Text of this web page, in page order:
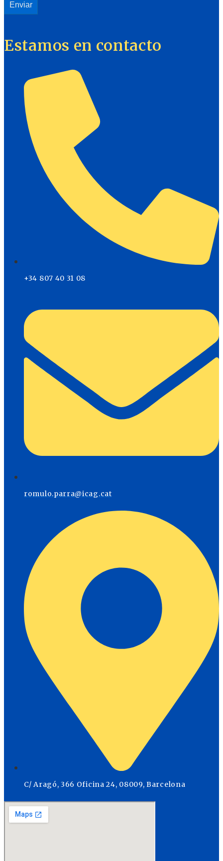
Estamos en contacto
+34 807 40 31 08
romulo.parra@icag.cat
C/ Aragó, 366 Oficina 24, 08009, Barcelona